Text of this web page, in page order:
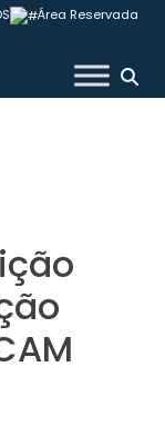
Área Reservada